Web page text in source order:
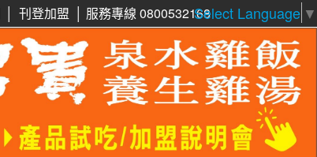
Select Language ▼
刊登加盟 服務專線 0800532168
6 鼎威維修
7 88thai發發泰-泰式飯行家
周 先生/小姐 台北
加盟預算 100萬 ~150萬
徐 先生/小姐 新北市